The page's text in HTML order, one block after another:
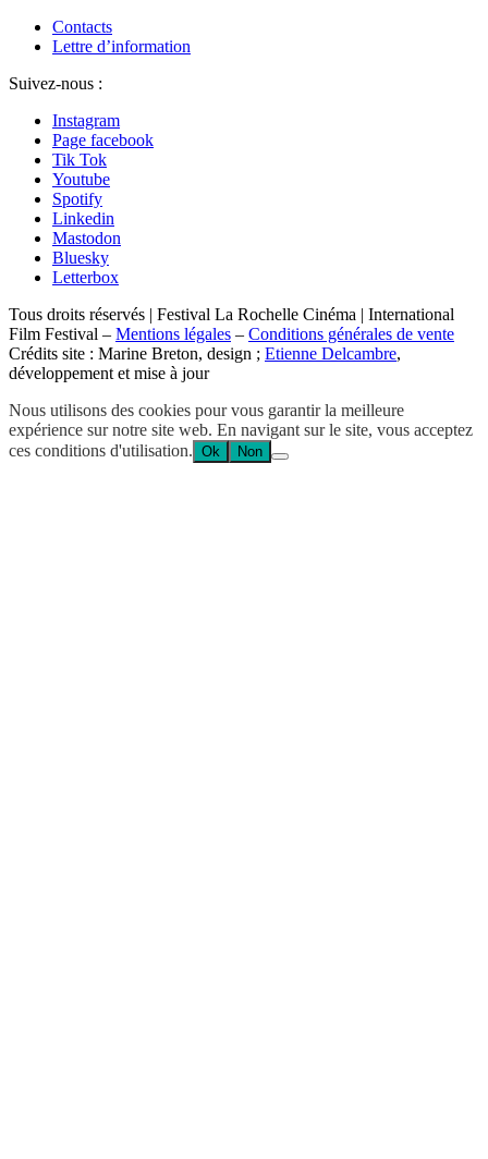
Contacts
Lettre d’information
Suivez-nous :
Instagram
Page facebook
Tik Tok
Youtube
Spotify
Linkedin
Mastodon
Bluesky
Letterbox
Tous droits réservés | Festival La Rochelle Cinéma | International
Film Festival – Mentions légales – Conditions générales de vente
Crédits site : Marine Breton, design ; Etienne Delcambre,
développement et mise à jour
Nous utilisons des cookies pour vous garantir la meilleure
expérience sur notre site web. En navigant sur le site, vous acceptez
ces conditions d'utilisation. Ok Non